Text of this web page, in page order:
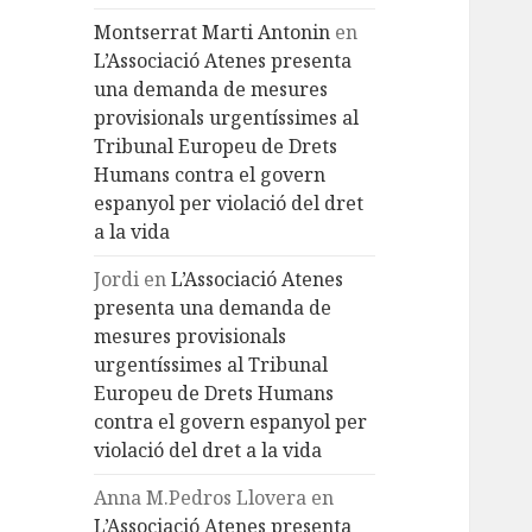
Montserrat Marti Antonin en
L’Associació Atenes presenta
una demanda de mesures
provisionals urgentíssimes al
Tribunal Europeu de Drets
Humans contra el govern
espanyol per violació del dret
a la vida
Jordi enL’Associació Atenes
presenta una demanda de
mesures provisionals
urgentíssimes al Tribunal
Europeu de Drets Humans
contra el govern espanyol per
violació del dret a la vida
Anna M.Pedros Llovera en
L’Associació Atenes presenta